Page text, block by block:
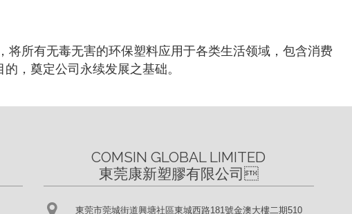
所有无毒无害的环保塑料应用于各类生活领域，包含消费
，奠定公司永续发展之基础。
COMSIN GLOBAL LIMITED
東莞康新塑膠有限公司 
東莞市莞城街道興塘社區東城西路181號金澳大樓二期510